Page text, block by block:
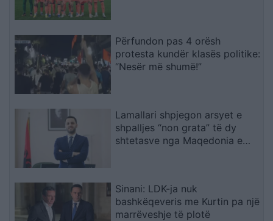
Përfundon pas 4 orësh
protesta kundër klasës politike:
“Nesër më shumë!”
Lamallari shpjegon arsyet e
shpalljes “non grata” të dy
shtetasve nga Maqedonia e
Sinani: LDK-ja nuk
bashkëqeveris me Kurtin pa një
marrëveshje të plotë